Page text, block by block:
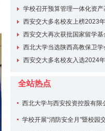
动
学校召开预算管理一体化资
题会议西安交大多名校友上榜2023
家”名单西安交大再次获批国家留学
养专项”项目
西北大学当选陕西高教保卫
长单位西安交大多名校友入选2024
全站热点
西北大学与西安投资控股有限
议 学校开展“消防安全月”暨校园